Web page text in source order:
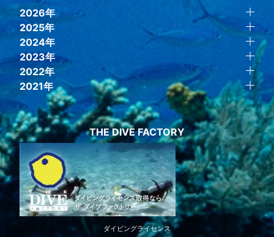
2026年
2025年
2024年
2023年
2022年
2021年
THE DIVE FACTORY
ダイビングライセンス